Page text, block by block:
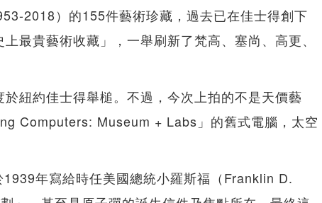
2018）的155件藝術珍藏，過去已在佳士得創下
最貴藝術收藏」，一舉刷新了梵高、塞尚、高更、
紐約佳士得舉槌。不過，今次上拍的不是天價藝
Computers: Museum + Labs」的舊式電腦，太空
年寫給時任美國總統小羅斯福（Franklin D.